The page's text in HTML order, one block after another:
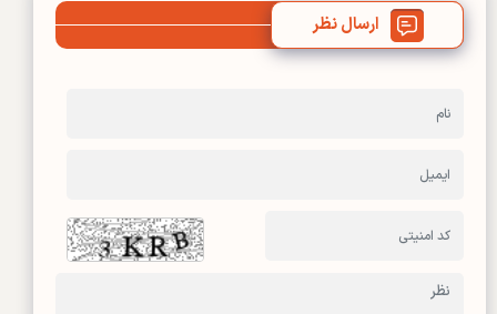
ارسال نظر